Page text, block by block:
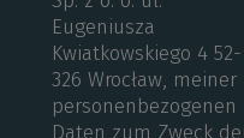
Eugeniusza
Kwiatkowskiego 4 52-
326 Wrocław, meiner
personenbezogenen
Daten zum Zweck